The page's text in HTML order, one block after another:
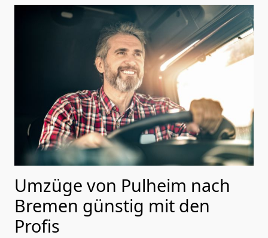
Umzüge von Pulheim nach
Bremen günstig mit den
Profis